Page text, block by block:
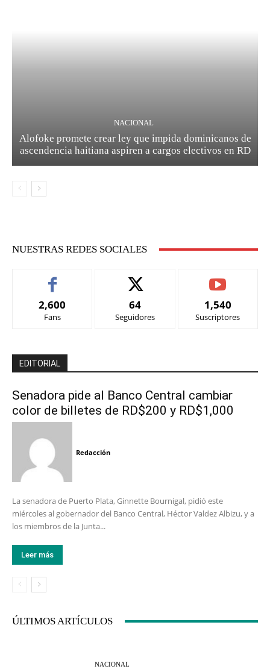
NACIONAL
Alofoke promete crear ley que impida dominicanos de
ascendencia haitiana aspiren a cargos electivos en RD
NUESTRAS REDES SOCIALES
2,600
Fans
64
Seguidores
1,540
Suscriptores
EDITORIAL
Senadora pide al Banco Central cambiar
color de billetes de RD$200 y RD$1,000
Redacción
La senadora de Puerto Plata, Ginnette Bournigal, pidió este
miércoles al gobernador del Banco Central, Héctor Valdez Albizu, y a
los miembros de la Junta...
Leer más
ÚLTIMOS ARTÍCULOS
NACIONAL